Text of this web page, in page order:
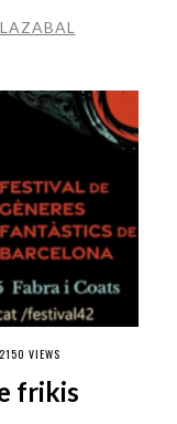
VIEWS
frikis